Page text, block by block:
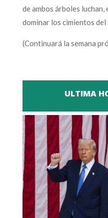
de ambos árboles
dominar los cimientos del
(Continuará la semana
ULTIMA